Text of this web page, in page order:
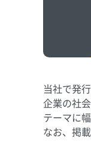
当社で発
企業の社
テーマに
なお、掲